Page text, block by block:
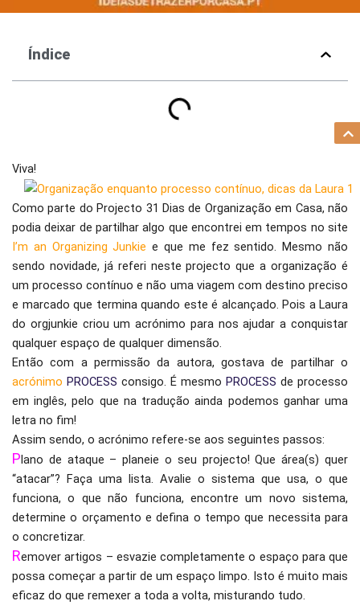
Índice
Viva!
Como parte do Projecto 31 Dias de Organização em Casa, não
podia deixar de partilhar algo que encontrei em tempos no site
I’m an Organizing Junkie e que me fez sentido. Mesmo não
sendo novidade, já referi neste projecto que a organização é
um processo contínuo e não uma viagem com destino preciso
e marcado que termina quando este é alcançado. Pois a Laura
do orgjunkie criou um acrónimo para nos ajudar a conquistar
qualquer espaço de qualquer dimensão.
Então com a permissão da autora, gostava de partilhar o
acrónimo PROCESS consigo. É mesmo PROCESS de processo
em inglês, pelo que na tradução ainda podemos ganhar uma
letra no fim!
Assim sendo, o acrónimo refere-se aos seguintes passos:
P lano de ataque – planeie o seu projecto! Que área(s) quer
“atacar”? Faça uma lista. Avalie o sistema que usa, o que
funciona, o que não funciona, encontre um novo sistema,
determine o orçamento e defina o tempo que necessita para
o concretizar.
Remover artigos – esvazie completamente o espaço para que
possa começar a partir de um espaço limpo. Isto é muito mais
eficaz do que remexer a toda a volta, misturando tudo.